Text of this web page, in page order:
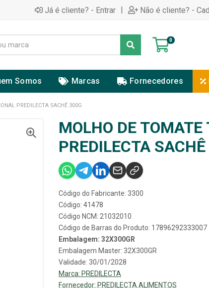
Já é cliente? - Entrar | Não é cliente? -
0
Somos Marcas Fornecedores
PREDILECTA SACHÊ 300G
MOLHO DE
PREDILECTA
Código do Fabricante: 3300
Código: 41478
Código NCM: 21032010
Código de Barras do Produto: 17896292333007
Embalagem: 32X300GR
Embalagem Master: 32X300GR
Validade: 30/01/2028
Marca: PREDILECTA
Fornecedor: PREDILECTA ALIMENTOS